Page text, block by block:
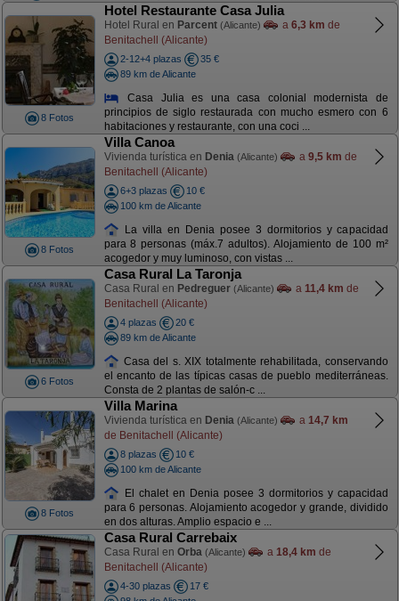
8 Fotos
Hotel Restaurante Casa Julia
Hotel Rural en Parcent (Alicante) a 6,3 km de
Benitachell (Alicante)
2-12+4 plazas
35 €
89 km de Alicante
Casa Julia es una casa colonial modernista de
principios de siglo restaurada con mucho esmero con 6
habitaciones y restaurante, con una coci ...
8 Fotos
Villa Canoa
Vivienda turística en Denia (Alicante) a 9,5 km de
Benitachell (Alicante)
6+3 plazas
10 €
100 km de Alicante
La villa en Denia posee 3 dormitorios y capacidad
para 8 personas (máx.7 adultos). Alojamiento de 100 m²
acogedor y muy luminoso, con vistas ...
6 Fotos
Casa Rural La Taronja
Casa Rural en Pedreguer (Alicante) a 11,4 km de
Benitachell (Alicante)
4 plazas
20 €
89 km de Alicante
Casa del s. XIX totalmente rehabilitada, conservando
el encanto de las típicas casas de pueblo mediterráneas.
Consta de 2 plantas de salón-c ...
8 Fotos
Villa Marina
Vivienda turística en Denia (Alicante) a 14,7 km
de Benitachell (Alicante)
8 plazas
10 €
100 km de Alicante
El chalet en Denia posee 3 dormitorios y capacidad
para 6 personas. Alojamiento acogedor y grande, dividido
en dos alturas. Amplio espacio e ...
Casa Rural Carrebaix
Casa Rural en Orba (Alicante) a 18,4 km de
Benitachell (Alicante)
4-30 plazas
17 €